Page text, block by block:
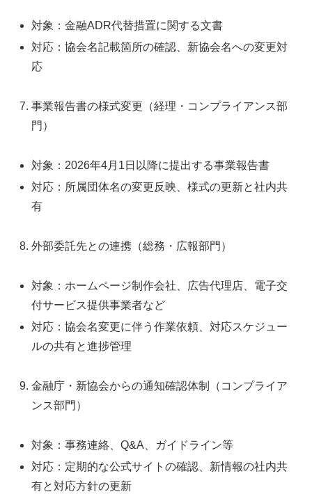
対象：金融ADR代替措置に関する文書
対応：協会名記載箇所の確認、新協会名への変更対
応
事業報告書の様式変更（経理・コンプライアンス部
門）
対象：2026年4月1日以降に提出する事業報告書
対応：所属団体名の変更反映、様式の更新と社内共
有
外部委託先との連携（総務・広報部門）
対象：ホームページ制作会社、広告代理店、電子交
付サービス提供事業者など
対応：協会名変更に伴う作業依頼、対応スケジュー
ルの共有と進捗管理
金融庁・新協会からの通知確認体制（コンプライア
ンス部門）
対象：事務連絡、Q&A、ガイドライン等
対応：定期的な公式サイトの確認、新情報の社内共
有と対応方針の更新